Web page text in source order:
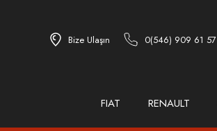
Bize Ulaşın 0(546) 909 61 57
FIAT RENAULT